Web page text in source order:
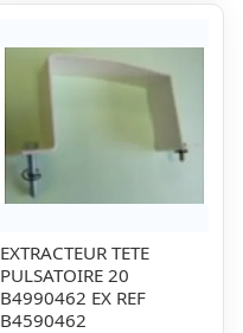
EXTRACTEUR TETE
PULSATOIRE 20
B4990462 EX REF
B4590462